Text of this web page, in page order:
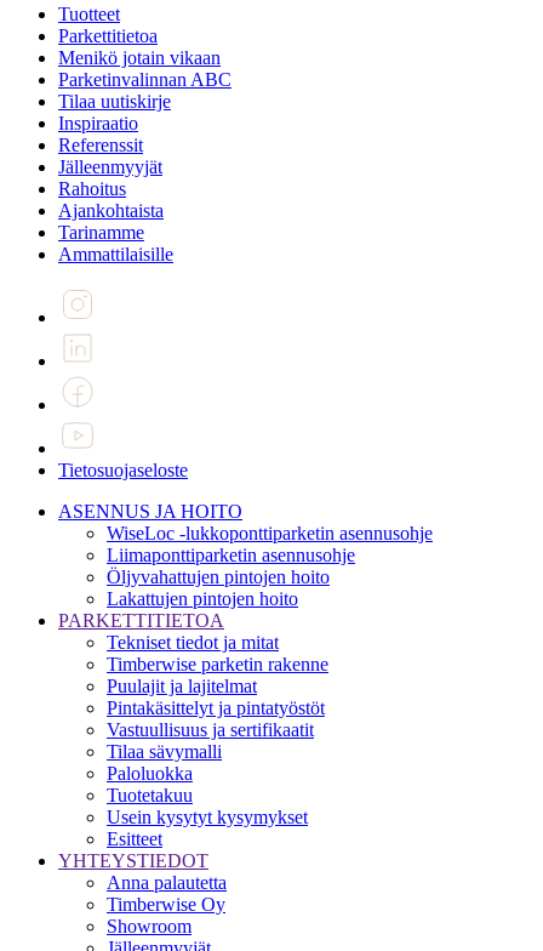
Tuotteet
Parkettitietoa
Menikö jotain vikaan
Parketinvalinnan ABC
Tilaa uutiskirje
Inspiraatio
Referenssit
Jälleenmyyjät
Rahoitus
Ajankohtaista
Tarinamme
Ammattilaisille
Tietosuojaseloste
ASENNUS JA HOITO
WiseLoc -lukkoponttiparketin asennusohje
Liimaponttiparketin asennusohje
Öljyvahattujen pintojen hoito
Lakattujen pintojen hoito
PARKETTITIETOA
Tekniset tiedot ja mitat
Timberwise parketin rakenne
Puulajit ja lajitelmat
Pintakäsittelyt ja pintatyöstöt
Vastuullisuus ja sertifikaatit
Tilaa sävymalli
Paloluokka
Tuotetakuu
Usein kysytyt kysymykset
Esitteet
YHTEYSTIEDOT
Anna palautetta
Timberwise Oy
Showroom